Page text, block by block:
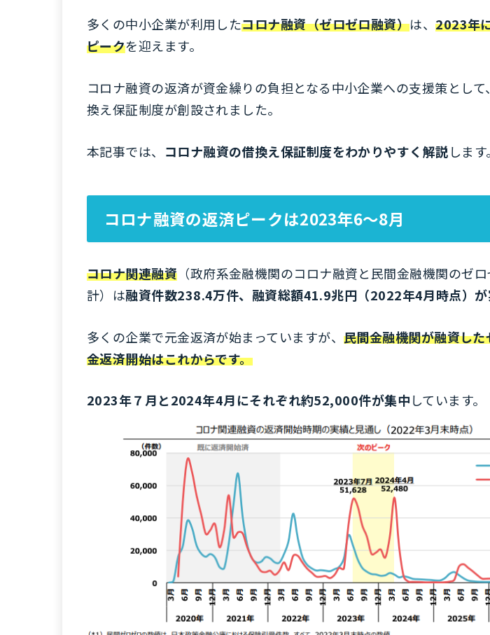
多くの中小企業が利用したコロナ融資（ゼロゼロ融資）は、2023年
ピークを迎えます。
コロナ融資の返済が資金繰りの負担となる中小企業への支援策とし
換え保証制度が創設されました。
本記事では、 コロナ融資の借換え保証制度をわかりやすく解説します。
コロナ融資の返済ピークは2023年6～8月
コロナ関連融資 （政府系金融機関のコロナ融資と民間金融機関のゼ
計）は融資件数238.4万件、融資総額41.9兆円（2022年4月時点）が
多くの企業で元金返済が始まっていますが、 民間金融機関が融資し
金返済開始はこれからです。
2023年７月と2024年4月にそれぞれ約52,000件が集中しています。